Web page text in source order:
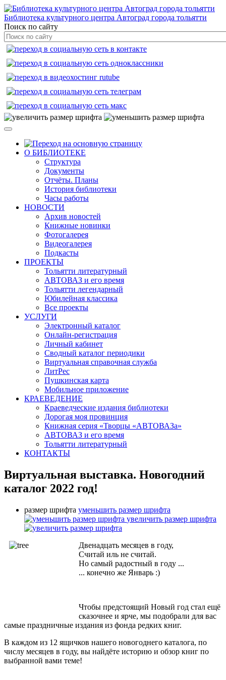
Библиотека культурного центра Автоград города тольятти
Поиск по сайту
О БИБЛИОТЕКЕ
Структура
Документы
Отчёты. Планы
История библиотеки
Часы работы
НОВОСТИ
Архив новостей
Книжные новинки
Фотогалерея
Видеогалерея
Подкасты
ПРОЕКТЫ
Тольятти литературный
АВТОВАЗ и его время
Тольятти легендарный
Юбилейная классика
Все проекты
УСЛУГИ
Электронный каталог
Онлайн-регистрация
Личный кабинет
Сводный каталог периодики
Виртуальная справочная служба
ЛитРес
Пушкинская карта
Мобильное приложение
КРАЕВЕДЕНИЕ
Краеведческие издания библиотеки
Дорогая моя провинция
Книжная серия «Творцы «АВТОВАЗа»
АВТОВАЗ и его время
Тольятти литературный
КОНТАКТЫ
Виртуальная выставка. Новогодний
каталог 2022 год!
размер шрифта уменьшить размер шрифта
увеличить размер шрифта
Двенадцать месяцев в году,
Считай иль не считай.
Но самый радостный в году ...
... конечно же Январь :)
Чтобы предстоящий Новый год стал ещё
сказочнее и ярче, мы подобрали для вас
самые праздничные издания из фонда редких книг.
В каждом из 12 ящичков нашего новогоднего каталога, по
числу месяцев в году, вы найдёте историю и обзор книг по
выбранной вами теме!